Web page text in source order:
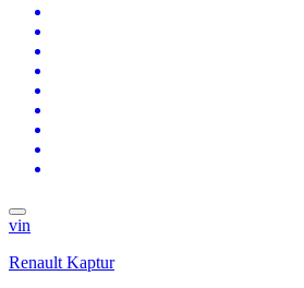
vin
Renault Kaptur